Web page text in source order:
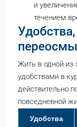
и
течением
Жить в одной из
удобствами в
действительно
повседневной
Удобства